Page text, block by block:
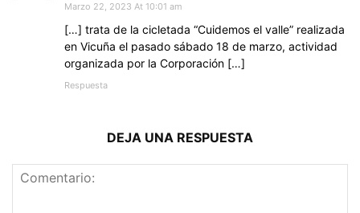
Marzo 22, 2023 At 10:01 am
[…] trata de la cicletada “Cuidemos el valle” realizada
en Vicuña el pasado sábado 18 de marzo, actividad
organizada por la Corporación […]
Respuesta
DEJA UNA RESPUESTA